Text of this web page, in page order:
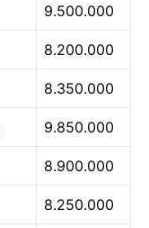
9.500.000
8.200.000
8.350.000
9.850.000
8.900.000
8.250.000